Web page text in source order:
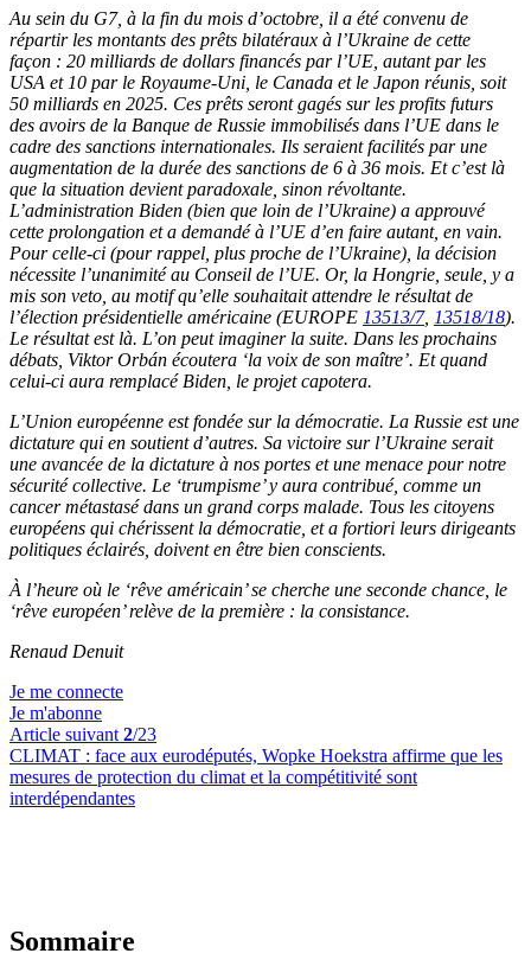
Au sein du G7, à la fin du mois d’octobre, il a été convenu de
répartir les montants des prêts bilatéraux à l’Ukraine de cette
façon : 20 milliards de dollars financés par l’UE, autant par les
USA et 10 par le Royaume-Uni, le Canada et le Japon réunis, soit
50 milliards en 2025. Ces prêts seront gagés sur les profits futurs
des avoirs de la Banque de Russie immobilisés dans l’UE dans le
cadre des sanctions internationales. Ils seraient facilités par une
augmentation de la durée des sanctions de 6 à 36 mois. Et c’est là
que la situation devient paradoxale, sinon révoltante.
L’administration Biden (bien que loin de l’Ukraine) a approuvé
cette prolongation et a demandé à l’UE d’en faire autant, en vain.
Pour celle-ci (pour rappel, plus proche de l’Ukraine), la décision
nécessite l’unanimité au Conseil de l’UE. Or, la Hongrie, seule, y a
mis son veto, au motif qu’elle souhaitait attendre le résultat de
l’élection présidentielle américaine (EUROPE 13513/7, 13518/18).
Le résultat est là. L’on peut imaginer la suite. Dans les prochains
débats, Viktor Orbán écoutera ‘la voix de son maître’. Et quand
celui-ci aura remplacé Biden, le projet capotera.
L’Union européenne est fondée sur la démocratie. La Russie est une
dictature qui en soutient d’autres. Sa victoire sur l’Ukraine serait
une avancée de la dictature à nos portes et une menace pour notre
sécurité collective. Le ‘trumpisme’ y aura contribué, comme un
cancer métastasé dans un grand corps malade. Tous les citoyens
européens qui chérissent la démocratie, et a fortiori leurs dirigeants
politiques éclairés, doivent en être bien conscients.
À l’heure où le ‘rêve américain’ se cherche une seconde chance, le
‘rêve européen’ relève de la première : la consistance.
Renaud Denuit
Je me connecte
Je m'abonne
Article suivant 2/23
CLIMAT : face aux eurodéputés, Wopke Hoekstra affirme que les
mesures de protection du climat et la compétitivité sont
interdépendantes
Sommaire